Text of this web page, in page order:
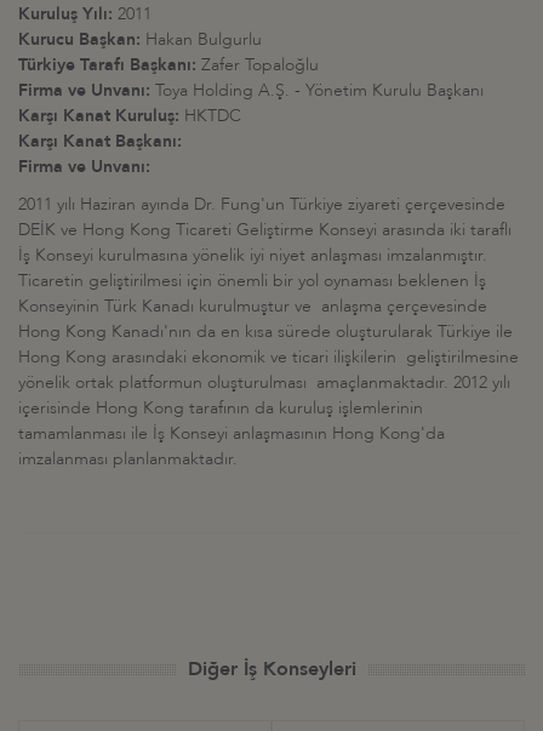
Kuruluş Yılı: 2011
Kurucu Başkan: Hakan Bulgurlu
Türkiye Tarafı Başkanı: Zafer Topaloğlu
Firma ve Unvanı: Toya Holding A.Ş. - Yönetim Kurulu Başkanı
Karşı Kanat Kuruluş: HKTDC
Karşı Kanat Başkanı:
Firma ve Unvanı:
2011 yılı Haziran ayında Dr. Fung'un Türkiye ziyareti çerçevesinde
DEİK ve Hong Kong Ticareti Geliştirme Konseyi arasında iki taraflı
İş Konseyi kurulmasına yönelik iyi niyet anlaşması imzalanmıştır.
Ticaretin geliştirilmesi için önemli bir yol oynaması beklenen İş
Konseyinin Türk Kanadı kurulmuştur ve anlaşma çerçevesinde
Hong Kong Kanadı'nın da en kısa sürede oluşturularak Türkiye ile
Hong Kong arasındaki ekonomik ve ticari ilişkilerin geliştirilmesine
yönelik ortak platformun oluşturulması amaçlanmaktadır. 2012 yılı
içerisinde Hong Kong tarafının da kuruluş işlemlerinin
tamamlanması ile İş Konseyi anlaşmasının Hong Kong'da
imzalanması planlanmaktadır.
Diğer İş Konseyleri